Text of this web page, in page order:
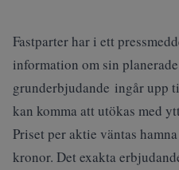
Fastparter har i ett
information om sin
grunderbjudande ingår upp
kan komma att utökas med
Priset per aktie väntas
kronor. Det exakta